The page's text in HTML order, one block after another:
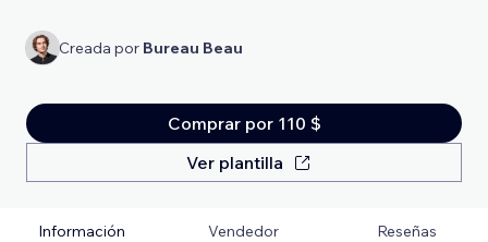
Creada por Bureau Beau
Comprar por 110 $
Ver plantilla
Información Vendedor Reseñas